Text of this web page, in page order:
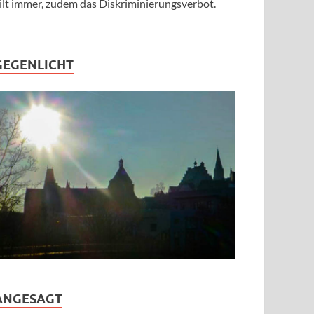
immer, zudem das Diskriminierungsverbot.